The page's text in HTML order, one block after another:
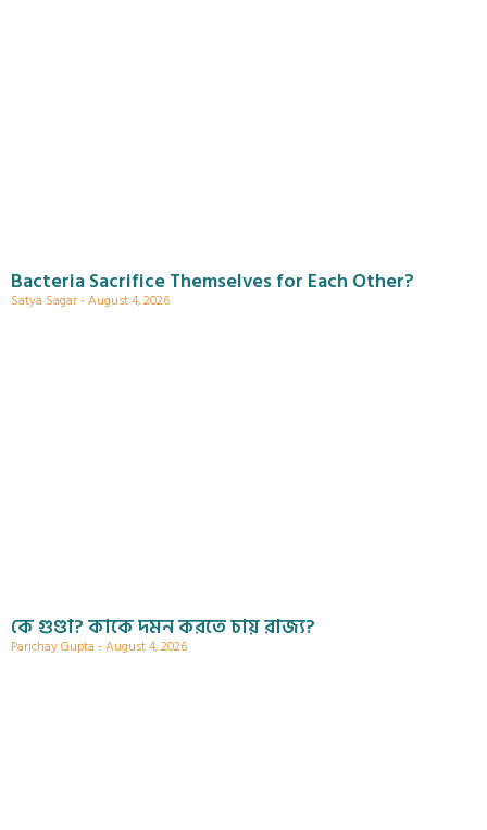
Bacteria Sacrifice Themselves for Each Other?
Satya Sagar August 4, 2026
কে গুণ্ডা? কাকে দমন করতে চায় রাজ্য?
Parichay Gupta August 4, 2026